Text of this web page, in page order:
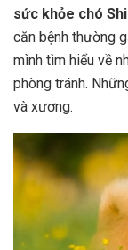
sức khỏe chó
căn bệnh thường
mình tìm hiểu về
phòng tránh.
và xương.